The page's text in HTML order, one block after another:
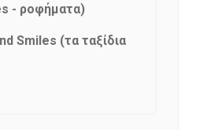
- ροφήματα)
Smiles (τα ταξίδια